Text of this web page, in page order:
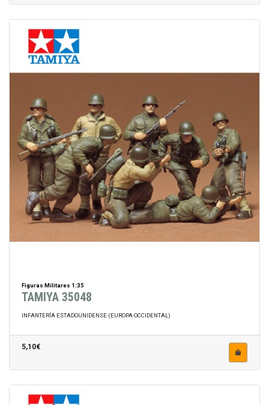
Figuras Militares 1:35
TAMIYA 35048
INFANTERÍA ESTADOUNIDENSE (EUROPA OCCIDENTAL)
5,10€